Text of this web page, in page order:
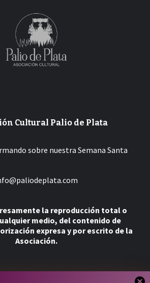
Cultural Palio de Plata
sobre nuestra Semana Santa
la reproducción total o
medio, del contenido de
expresa y por escrito de la
Asociación.